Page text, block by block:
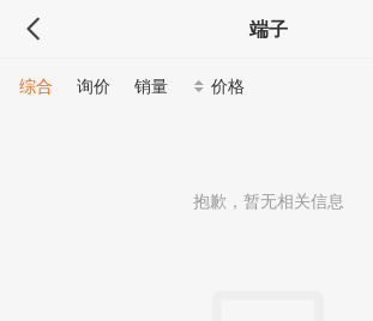
端子
综合 询价 销量 价格
抱歉，暂无相关信息